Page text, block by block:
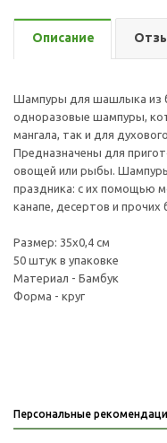
Описание
Шампуры для шашлыка из
одноразовые шампуры,
мангала, так и для
Предназначены для
овощей или рыбы.
праздника: с их помощью
канапе, десертов и прочих
Размер: 35х0,4 см
50 штук в упаковке
Материал - Бамбук
Форма - круг
Персональные